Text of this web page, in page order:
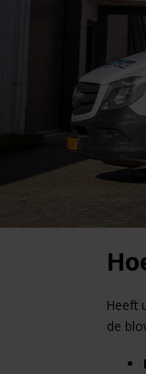
Heeft
de